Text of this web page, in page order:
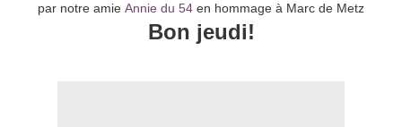
par notre amie Annie du 54 en hommage à Marc de Metz
Bon jeudi!